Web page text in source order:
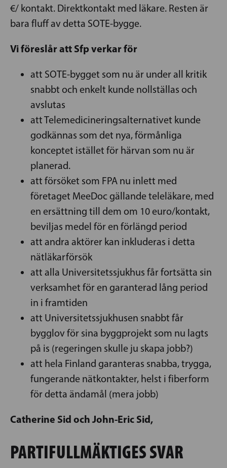
€/ kontakt. Direktkontakt med läkare. Resten är
bara fluff av detta SOTE-bygge.
Vi föreslår att Sfp verkar för
att SOTE-bygget som nu är under all kritik
snabbt och enkelt kunde nollställas och
avslutas
att Telemedicineringsalternativet kunde
godkännas som det nya, förmånliga
konceptet istället för härvan som nu är
planerad.
att försöket som FPA nu inlett med
företaget MeeDoc gällande teleläkare, med
en ersättning till dem om 10 euro/kontakt,
beviljas medel för en förlängd period
att andra aktörer kan inkluderas i detta
nätläkarförsök
att alla Universitetssjukhus får fortsätta sin
verksamhet för en garanterad lång period
in i framtiden
att Universitetssjukhusen snabbt får
bygglov för sina byggprojekt som nu lagts
på is (regeringen skulle ju skapa jobb?)
att hela Finland garanteras snabba, trygga,
fungerande nätkontakter, helst i fiberform
för detta ändamål (mera jobb)
Catherine Sid och John-Eric Sid,
PARTIFULLMÄKTIGES SVAR